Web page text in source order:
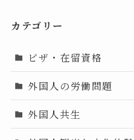
カテゴリー
ビザ・在留資格
外国人の労働問題
外国人共生